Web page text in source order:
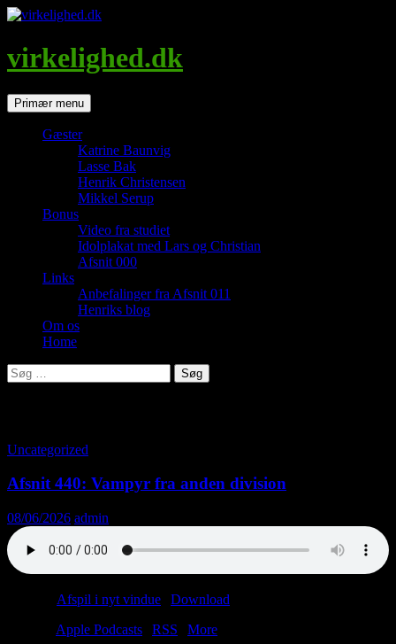
Hop
indhold
virkelighed.dk
SøgPrimær menu
Gæster
Katrine Baunvig
Lasse Bak
Henrik Christensen
Mikkel Serup
Bonus
Video fra studiet
Idolplakat med Lars og Christian
Afsnit 000
Links
Anbefalinger fra Afsnit 011
Henriks blog
Om os
Home
Søg
efter:
Uncategorized
Afsnit 440: Vampyr fra anden division
08/06/2026 admin
Afspil i nyt vindue Download
Apple Podcasts RSS
More